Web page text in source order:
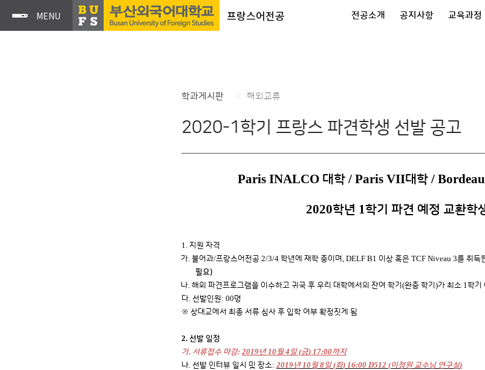
프랑스어전공 전공소개 공지사항 교육과정
학과게시판 해외교류
2020-1학기 프랑스 파견학생 선발 공고
Paris INALCO 대학 / Paris VII대학 /
2020학년 1학기 파견 예정 교환학
1. 지원 자격
가.불어과/프랑스어전공2/3/4학년에 재학 중이며, DELF B1 이상 혹은TCF Niveau 3를 취득
필요)
나.해외 파견프로그램을 이수하고 귀국 후 우리 대학에서의 잔여 학기(완충 학기)가 최소 1학기
다. 선발인원: 00명
※ 상대교에서 최종 서류 심사 후 입학 여부 확정짓게 됨
2. 선발 일정
가. 서류접수 마감: 2019년10월4 일(금) 17:00까지
나. 선발 인터뷰 일시 및 장소: 2019년10월8일(화) 16:00 D512 (이정원 교수님 연구실)